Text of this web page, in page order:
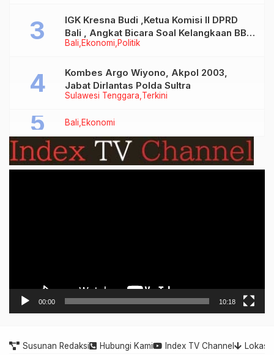
Bali Ekonomi Politik
IGK Kresna Budi ,Ketua Komisi II DPRD
Bali , Angkat Bicara Soal Kelangkaan BBM
Bersubsidi Jenis Solar
Sulawesi Tenggara Terkini
Kombes Argo Wiyono, Akpol 2003,
Jabat Dirlantas Polda Sultra
Bali Ekonomi
00:00 10:18
Susunan Redaksi Hubungi Kami Index TV Channel Lokasi